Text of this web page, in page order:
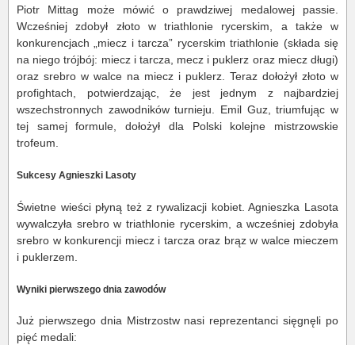
Piotr Mittag może mówić o prawdziwej medalowej passie.
Wcześniej zdobył złoto w triathlonie rycerskim, a także w
konkurencjach „miecz i tarcza” rycerskim triathlonie (składa się
na niego trójbój: miecz i tarcza, mecz i puklerz oraz miecz długi)
oraz srebro w walce na miecz i puklerz. Teraz dołożył złoto w
profightach, potwierdzając, że jest jednym z najbardziej
wszechstronnych zawodników turnieju. Emil Guz, triumfując w
tej samej formule, dołożył dla Polski kolejne mistrzowskie
trofeum.
Sukcesy Agnieszki Lasoty
Świetne wieści płyną też z rywalizacji kobiet. Agnieszka Lasota
wywalczyła srebro w triathlonie rycerskim, a wcześniej zdobyła
srebro w konkurencji miecz i tarcza oraz brąz w walce mieczem
i puklerzem.
Wyniki pierwszego dnia zawodów
Już pierwszego dnia Mistrzostw nasi reprezentanci sięgnęli po
pięć medali: